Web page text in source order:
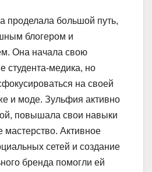
проделала большой путь,
блогером и
Она начала свою
студента-медика, но
на своей
и моде. Зульфия активно
повышала свои навыки
мастерство. Активное
сетей и создание
бренда помогли ей